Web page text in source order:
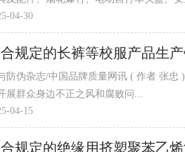
04-30
规定的长裤等校服产品生
( 作者 张忠 ) 近日，济南市市场监管局公布2024年校服产品质量市级专项监督抽
展群众身边不正之风和腐败问...
04-15